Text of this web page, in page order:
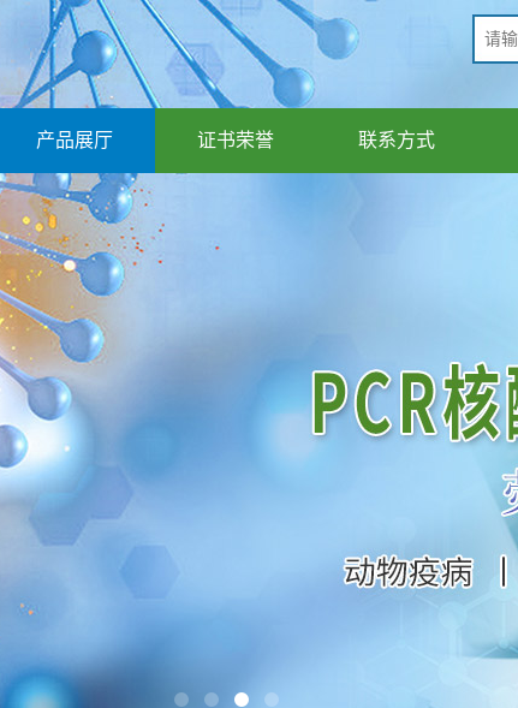
产品展厅 证书荣誉 联系方式